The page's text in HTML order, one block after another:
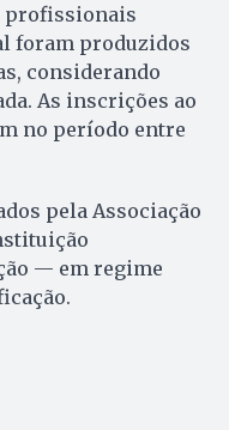
profissionais
foram produzidos
considerando
As inscrições ao
no período entre
pela Associação
— em regime